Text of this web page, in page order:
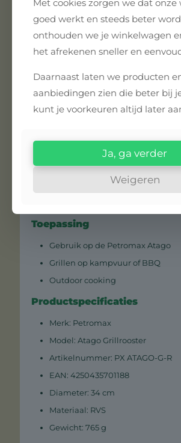
afstand tussen de spijlen zorgt ervoor
kleinere ingrediënten goed op hun
tijdens het grillen.
Het roestvrij staal is duurzaam,
gebruik op kampvuur, BBQ of in de
Waarom kiezen voor het
Atago grillrooster?
Perfect passend op de Petromax
Stevige constructie met extra
Geschikt voor vlees, vis en
Toepassing
Gebruik op de Petromax Atago
Grillen op kampvuur of BBQ
Outdoor cooking
Productspecificaties
Merk: Petromax
Model: Atago Grillrooster
Artikelnummer: PX ATAGO-G-R
EAN: 4250435701188
Diameter: 34 cm
Materiaal: RVS
Gewicht: 765 g
Met cookies zorgen we dat onze
goed werkt en steeds beter
onthouden we je winkelwagen
het afrekenen sneller en
Daarnaast laten we producten
aanbiedingen zien die beter bij
kunt je voorkeuren altijd later
Weigeren
Ja, ga verder